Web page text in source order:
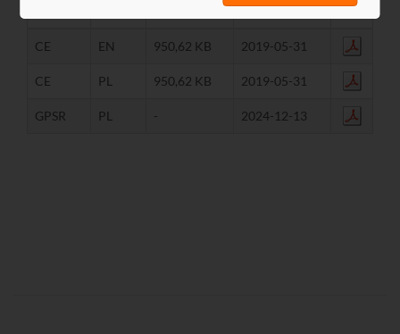
Data
CE EN 950,62 KB 2019-05-31
CE PL 950,62 KB 2019-05-31
GPSR PL - 2024-12-13